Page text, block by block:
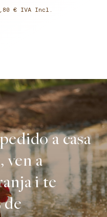
€
a casa
ven a
i te
de